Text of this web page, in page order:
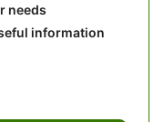
needs
information